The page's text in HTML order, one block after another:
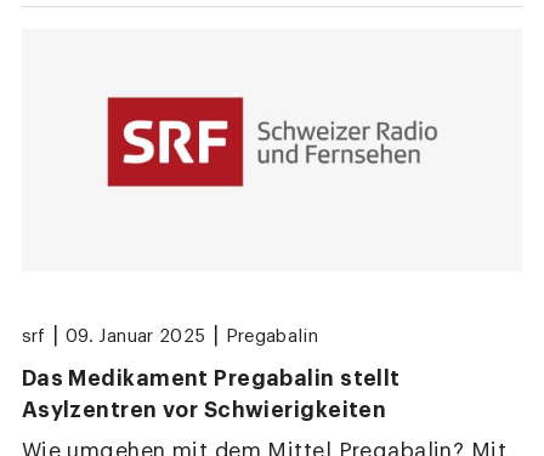
srf 09. Januar 2025 Pregabalin
Das Medikament Pregabalin stellt
Asylzentren vor Schwierigkeiten